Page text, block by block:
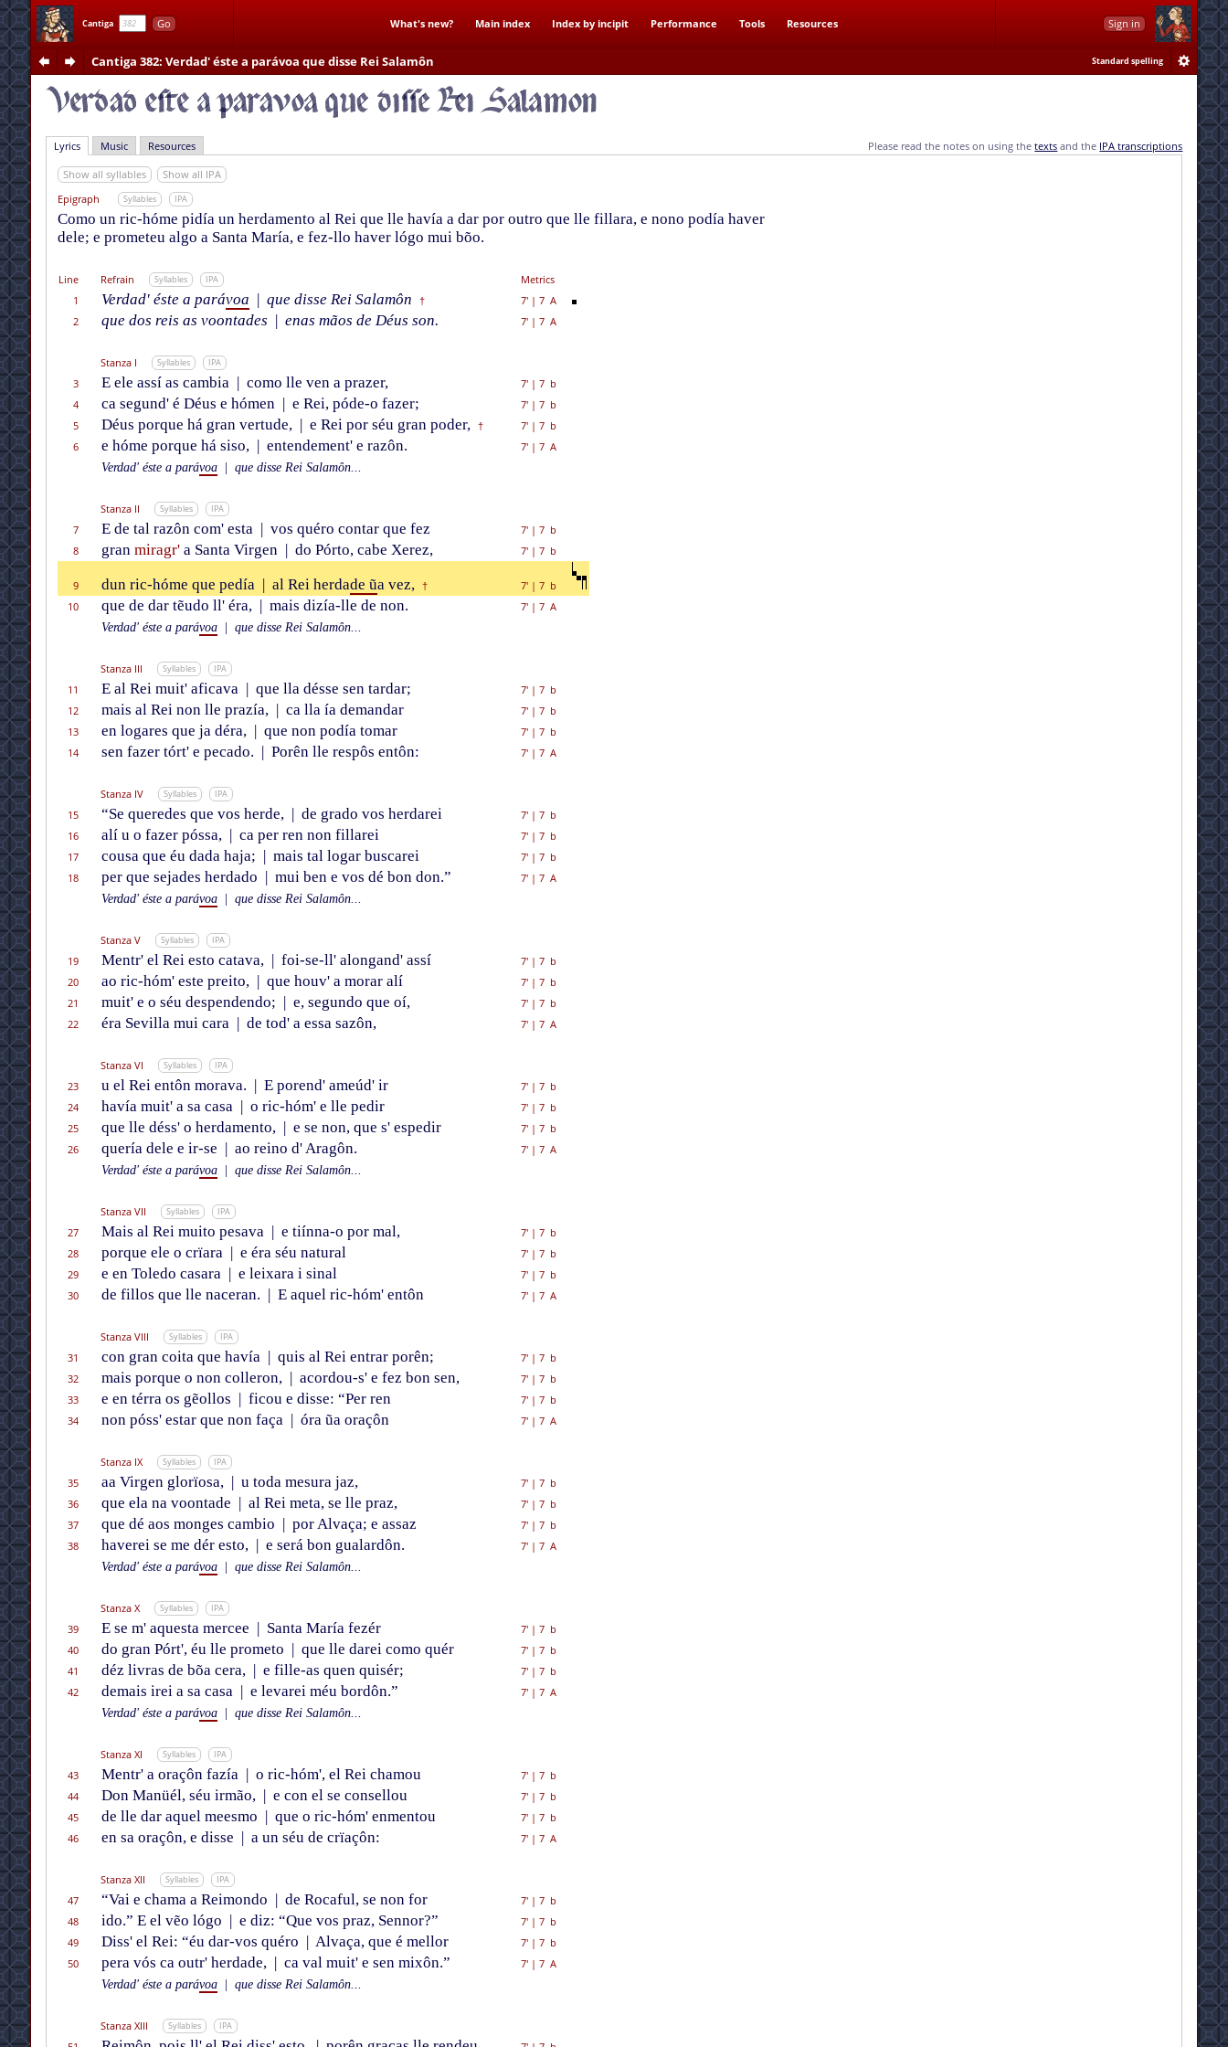
Cantiga Go What's new? Main index Index by incipit Performance Tools Resources Sign in
Cantiga 382: Verdad' éste a parávoa que disse Rei Salamôn Standard spelling
Lyrics Music Resources Please read the notes on using thetexts and the IPA transcriptions
Show all syllables
Show all IPA
Epigraph
Syllables IPA
Como un ric-hóme pidía un herdamento al Rei que lle havía a dar por outro que lle fillara, e nono podía haver
dele; e prometeu algo a Santa María, e fez-llo haver lógo mui bõo.
Line Refrain Syllables IPA
Metrics
1
Verdad' éste a parávoa | que disse Rei Salamôn † 7'| 7 A
2
que dos reis as voontades | enas mãos de Déus son. 7'| 7 A
Stanza I Syllables IPA
3 E ele assí as cambia | como lle ven a prazer, 7'| 7 b
4
ca segund' é Déus e hómen | e Rei, póde-o fazer; 7'| 7 b
5
Déus porque há gran vertude, | e Rei por séu gran poder, † 7'| 7 b
6
e hóme porque há siso, | entendement' e razôn. 7'| 7 A
Verdad' éste a parávoa que disse Rei Salamôn...
Stanza II Syllables IPA
7 E de tal razôn com' esta | vos quéro contar que fez 7'| 7 b
8
gran miragr'a Santa Virgen | do Pórto, cabe Xerez, 7'| 7 b
9 dun ric-hóme que pedía | al Rei herdade ũa vez, † 7'| 7 b
10
que de dar tẽudo ll' éra, | mais dizía-lle de non. 7'| 7 A
Verdad' éste a parávoa que disse Rei Salamôn...
Stanza III Syllables IPA
11 E al Rei muit' aficava | que lla désse sen tardar; 7'| 7 b
12
mais al Rei non lle prazía, | ca lla ía demandar 7'| 7 b
13
en logares que ja déra, | que non podía tomar 7'| 7 b
14
sen fazer tórt' e pecado. | Porên lle respôs entôn: 7'| 7 A
Stanza IV Syllables IPA
15 “Se queredes que vos herde, | de grado vos herdarei 7'| 7 b
16
alí u o fazer póssa, | ca per ren non fillarei 7'| 7 b
17
cousa que éu dada haja; | mais tal logar buscarei 7'| 7 b
18
per que sejades herdado | mui ben e vos dé bon don.” 7'| 7 A
Verdad' éste a parávoa que disse Rei Salamôn...
Stanza V Syllables IPA
19 Mentr' el Rei esto catava, | foi-se-ll' alongand' assí 7'| 7 b
20
ao ric-hóm' este preito, | que houv' a morar alí 7'| 7 b
21
muit' e o séu despendendo; | e, segundo que oí, 7'| 7 b
22
éra Sevilla mui cara | de tod' a essa sazôn, 7'| 7 A
Stanza VI Syllables IPA
23 u el Rei entôn morava. | E porend' ameúd' ir 7'| 7 b
24
havía muit' a sa casa | o ric-hóm' e lle pedir 7'| 7 b
25
que lle déss' o herdamento, | e se non, que s' espedir 7'| 7 b
26
quería dele e ir-se | ao reino d' Aragôn. 7'| 7 A
Verdad' éste a parávoa que disse Rei Salamôn...
Stanza VII Syllables IPA
27 Mais al Rei muito pesava | e tiínna-o por mal, 7'| 7 b
28
porque ele o crïara | e éra séu natural 7'| 7 b
29
e en Toledo casara | e leixara i sinal 7'| 7 b
30
de fillos que lle naceran. | E aquel ric-hóm' entôn 7'| 7 A
Stanza VIII Syllables IPA
31 con gran coita que havía | quis al Rei entrar porên; 7'| 7 b
32
mais porque o non colleron, | acordou-s' e fez bon sen, 7'| 7 b
33
e en térra os gẽollos | ficou e disse: “Per ren 7'| 7 b
34
non póss' estar que non faça | óra ũa oraçôn 7'| 7 A
Stanza IX Syllables IPA
35 aa Virgen glorïosa, | u toda mesura jaz, 7'| 7 b
36
que ela na voontade | al Rei meta, se lle praz, 7'| 7 b
37
que dé aos monges cambio | por Alvaça; e assaz 7'| 7 b
38
haverei se me dér esto, | e será bon gualardôn. 7'| 7 A
Verdad' éste a parávoa que disse Rei Salamôn...
Stanza X Syllables IPA
39 E se m' aquesta mercee | Santa María fezér 7'| 7 b
40
do gran Pórt', éu lle prometo | que lle darei como quér 7'| 7 b
41
déz livras de bõa cera, | e fille-as quen quisér; 7'| 7 b
42
demais irei a sa casa | e levarei méu bordôn.” 7'| 7 A
Verdad' éste a parávoa que disse Rei Salamôn...
Stanza XI Syllables IPA
43 Mentr' a oraçôn fazía | o ric-hóm', el Rei chamou 7'| 7 b
44
Don Manüél, séu irmão, | e con el se consellou 7'| 7 b
45
de lle dar aquel meesmo | que o ric-hóm' enmentou 7'| 7 b
46
en sa oraçôn, e disse | a un séu de crïaçôn: 7'| 7 A
Stanza XII Syllables IPA
47 “Vai e chama a Reimondo | de Rocaful, se non for 7'| 7 b
48
ido.” E el vẽo lógo | e diz: “Que vos praz, Sennor?” 7'| 7 b
49
Diss' el Rei: “éu dar-vos quéro | Alvaça, que é mellor 7'| 7 b
50
pera vós ca outr' herdade, | ca val muit' e sen mixôn.” 7'| 7 A
Verdad' éste a parávoa que disse Rei Salamôn...
Stanza XIII Syllables IPA